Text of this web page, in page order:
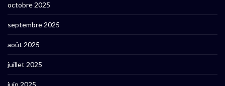
octobre 2025
septembre 2025
août 2025
juillet 2025